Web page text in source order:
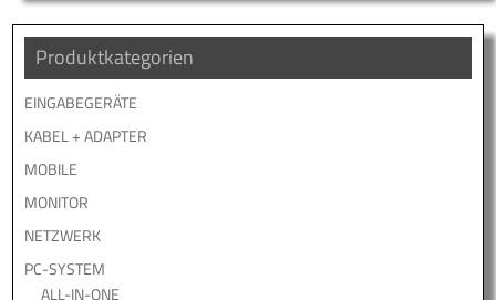
Produktkategorien
EINGABEGERÄTE
KABEL + ADAPTER
MOBILE
MONITOR
NETZWERK
PC-SYSTEM
ALL-IN-ONE